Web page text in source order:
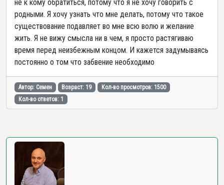
не к кому обратиться, потому что я не хочу говорить с
родными. Я хочу узнать что мне делать, потому что такое
существование подавляет во мне всю волю и желание
жить. Я не вижу смысла ни в чем, я просто растягиваю
время перед неизбежным концом. И кажется задумываясь
постоянно о том что забвение необходимо
Автор: Семен Возраст: 19
Кол-во просмотров: 1500
Кол-во ответов: 1